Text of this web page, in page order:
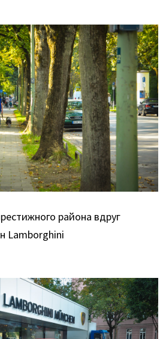
района вдруг
Lamborghini